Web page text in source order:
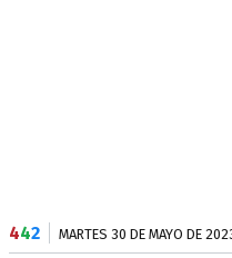
442 MARTES 30 DE MAYO DE